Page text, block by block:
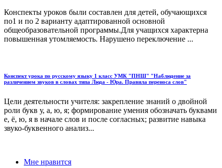
Конспекты уроков были составлен для детей, обучающихся
по1 и по 2 варианту адаптированной основной
общеобразовательной программы.Для учащихся характерна
повышенная утомляемость. Нарушено переключение ...
Конспект урока по русскому языку 1 класс УМК "ПНШ" "Наблюдение за
различением звуков в словах типа Люда - Юра. Правила переноса слов"
Цели деятельности учителя: закрепление знаний о двойной
роли букв у, а, ю, я; формирование умения обозначать буквами
е, ё, ю, я в начале слов и после согласных; развитие навыка
звуко-буквенного анализ...
Мне нравится